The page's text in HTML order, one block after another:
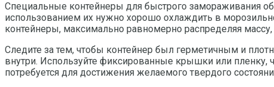
Специальные контейнеры для быстрого замораживания
использованием их нужно хорошо охлаждить в
контейнеры, максимально равномерно распределяя
Следите за тем, чтобы контейнер был герметичным и
внутри. Используйте фиксированные крышки или
потребуется для достижения желаемого твердого